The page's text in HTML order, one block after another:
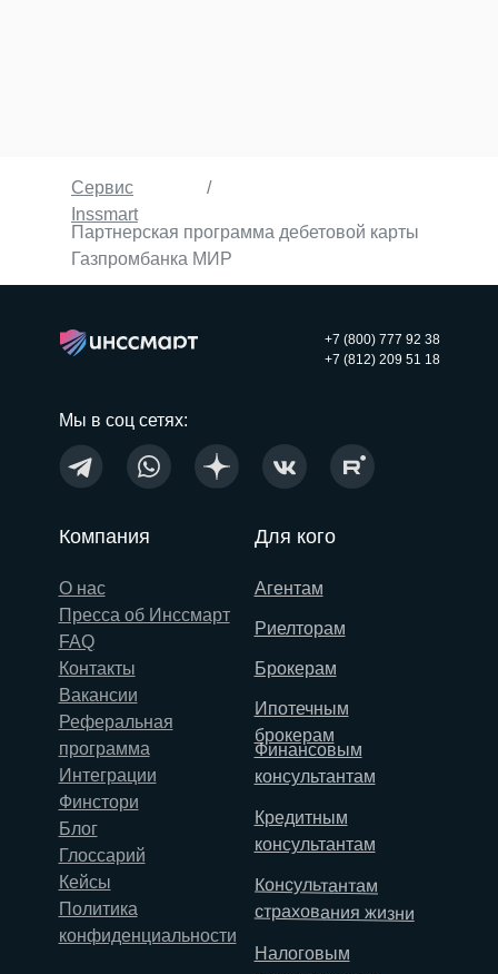
Сервис
Inssmart
/
Партнерская программа дебетовой карты
Газпромбанка МИР
+7 (800) 777 92 38
+7 (812) 209 51 18
Мы в соц сетях:
Для кого
Агентам
Риелторам
Брокерам
Ипотечным
брокерам
Кредитным
консультантам
Консультантам
страхования жизни
Налоговым
Финансовым
консультантам
Компания
О нас
Пресса об Инссмарт
FAQ
Контакты
Вакансии
Реферальная
программа
Интеграции
Финстори
Блог
Глоссарий
Кейсы
Политика
конфиденциальности